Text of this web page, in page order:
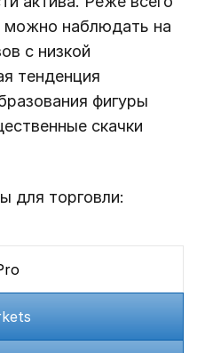
наблюдать на
с низкой
тенденция
фигуры
скачки
для торговли: